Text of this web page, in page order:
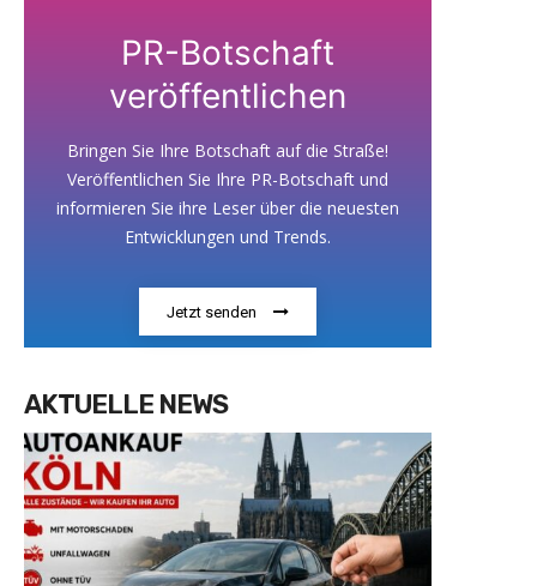
PR-Botschaft
veröffentlichen
Bringen Sie Ihre Botschaft auf die Straße!
Veröffentlichen Sie Ihre PR-Botschaft und
informieren Sie ihre Leser über die neuesten
Entwicklungen und Trends.
Jetzt senden
AKTUELLE NEWS